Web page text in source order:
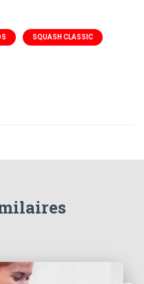
SQUASH CLASSIC